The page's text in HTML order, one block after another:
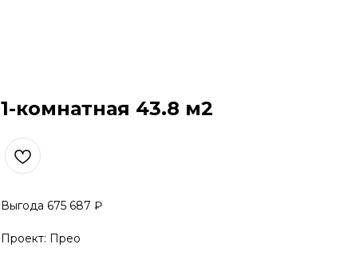
1-комнатная 43.8 м2
Выгода 675 687 ₽
Проект: Прео